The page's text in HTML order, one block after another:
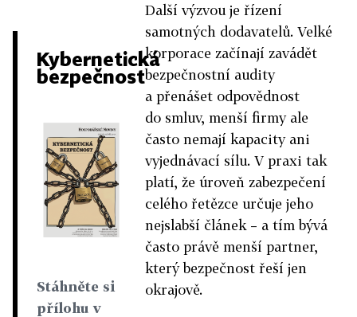
Kybernetická
bezpečnost
Stáhněte si
přílohu v
Další výzvou je řízení
samotných dodavatelů. Velké
korporace začínají zavádět
bezpečnostní audity
a přenášet odpovědnost
do smluv, menší firmy ale
často nemají kapacity ani
vyjednávací sílu. V praxi tak
platí, že úroveň zabezpečení
celého řetězce určuje jeho
nejslabší článek – a tím bývá
často právě menší partner,
který bezpečnost řeší jen
okrajově.